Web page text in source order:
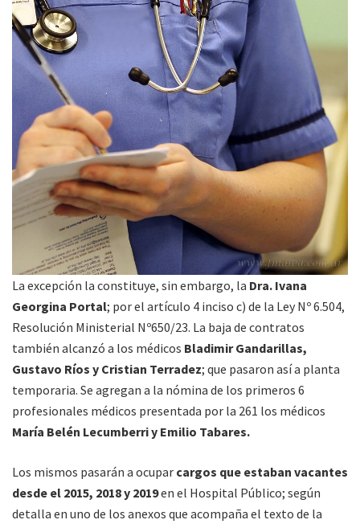
La excepción la constituye, sin embargo, la Dra. Ivana
Georgina Portal; por el artículo 4 inciso c) de la Ley Nº 6.504,
Resolución Ministerial Nº650/23. La baja de contratos
también alcanzó a los médicos Bladimir Gandarillas,
Gustavo Ríos y Cristian Terradez; que pasaron así a planta
temporaria. Se agregan a la nómina de los primeros 6
profesionales médicos presentada por la 261 los médicos
María Belén Lecumberri y Emilio Tabares.
Los mismos pasarán a ocupar cargos que estaban vacantes
desde el 2015, 2018 y 2019en el Hospital Público; según
detalla en uno de los anexos que acompaña el texto de la